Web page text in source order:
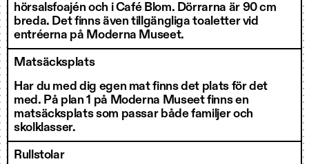
hörsalsfoajén och i Café Blom. Dörrarna är 90 cm
breda. Det finns även tillgängliga toaletter vid
entréerna på Moderna Museet.
Matsäcksplats
Har du med dig egen mat finns det plats för det
med. På plan 1 på Moderna Museet finns en
matsäcksplats som passar både familjer och
skolklasser.
Rullstolar